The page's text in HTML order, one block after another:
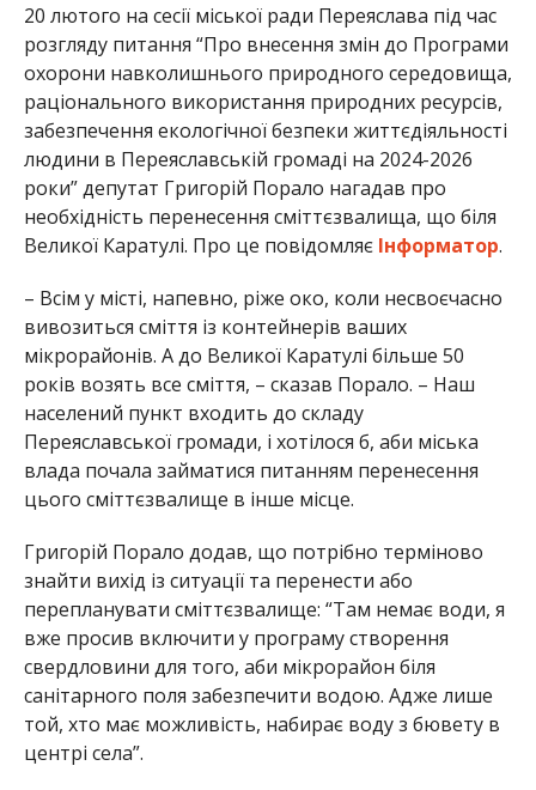
20 лютого на сесії міської ради Переяслава під час
розгляду питання “Про внесення змін до Програми
охорони навколишнього природного середовища,
раціонального використання природних ресурсів,
забезпечення екологічної безпеки життєдіяльності
людини в Переяславській громаді на 2024-2026
роки” депутат Григорій Порало нагадав про
необхідність перенесення сміттєзвалища, що біля
Великої Каратулі. Про це повідомляє Інформатор.
– Всім у місті, напевно, ріже око, коли несвоєчасно
вивозиться сміття із контейнерів ваших
мікрорайонів. А до Великої Каратулі більше 50
років возять все сміття, – сказав Порало. – Наш
населений пункт входить до складу
Переяславської громади, і хотілося б, аби міська
влада почала займатися питанням перенесення
цього сміттєзвалище в інше місце.
Григорій Порало додав, що потрібно терміново
знайти вихід із ситуації та перенести або
перепланувати сміттєзвалище: “Там немає води, я
вже просив включити у програму створення
свердловини для того, аби мікрорайон біля
санітарного поля забезпечити водою. Адже лише
той, хто має можливість, набирає воду з бювету в
центрі села”.